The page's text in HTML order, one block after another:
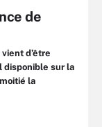
de
d’être
disponible sur la
la